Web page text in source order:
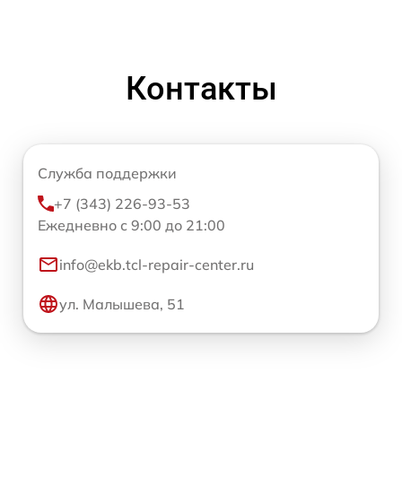
Контакты
Служба поддержки
+7 (343) 226-93-53
Ежедневно с 9:00 до 21:00
info@ekb.tcl-repair-center.ru
ул. Малышева, 51